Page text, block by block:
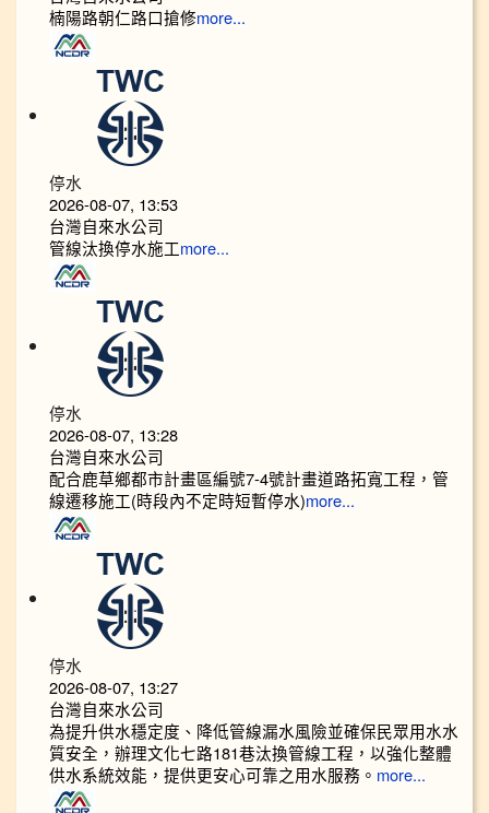
楠陽路朝仁路口搶修more...
停水
2026-08-07, 13:53
台灣自來水公司
管線汰換停水施工more...
停水
2026-08-07, 13:28
台灣自來水公司
配合鹿草鄉都市計畫區編號7-4號計畫道路拓寬工程，管
線遷移施工(時段內不定時短暫停水)more...
停水
2026-08-07, 13:27
台灣自來水公司
為提升供水穩定度、降低管線漏水風險並確保民眾用水水
質安全，辦理文化七路181巷汰換管線工程，以強化整體
供水系統效能，提供更安心可靠之用水服務。 more...